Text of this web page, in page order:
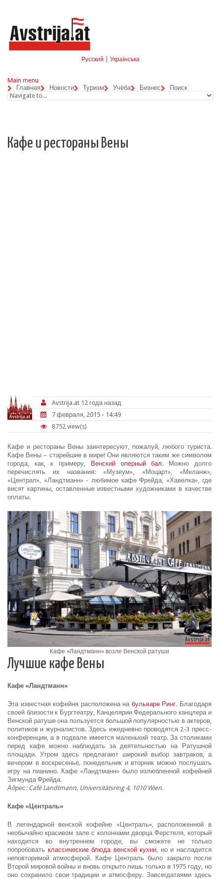
Русский Українська
Main menu
Главная
Новости Туризм Учёба Бизнес Поиск
Кафе и рестораны Вены
Avstrija.at 12 года назад
7 февраля, 2015 - 14:49
8752 view(s)
Кафе и рестораны Вены заинтересуют, пожалуй, любого туриста.
Кафе Вены – старейшие в мире! Они являются таким же символом
города, как, к примеру,
Венский оперный бал. Можно долго
перечислять их названия: «Музеум», «Моцарт», «Меланж»,
«Централ», «Ландтманн» - любимое кафе Фрейда, «Хавелка», где
висят картины, оставленные известными художниками в качестве
оплаты.
Кафе «Ландтманн» возле Венской ратуши
Лучшие кафе Вены
Кафе «Ландтманн»
Эта известная кофейня расположена на бульваре Ринг. Благодаря
своей близости к Бургтеатру, Канцелярии Федерального канцлера и
Венской ратуше она пользуется большой популярностью в актеров,
политиков и журналистов. Здесь ежедневно проводятся 2-3 пресс-
конференции, а в подвале имеется маленький театр. За столиками
перед кафе можно наблюдать за деятельностью на Ратушной
площади. Утром здесь предлагают широкий выбор завтраков, а
вечером в воскресенье, понедельник и вторник можно послушать
игру на пианино. Кафе «Ландтманн» было излюбленной кофейней
Зигмунда Фрейда.
Адрес: Café Landtmann, Universitätsring 4, 1010 Wien.
Кафе «Централь»
В легендарной венской кофейне «Централь», расположенной в
необычайно красивом зале с колоннами дворца Ферстеля, который
находится во внутреннем городе, вы сможете не только
попробовать классические блюда венской кухни, но и насладится
неповторимой атмосферой. Кафе Централь было закрыто после
Второй мировой войны и вновь открыто лишь только в 1975 году, но
оно сохранило свои традиции и атмосферу. Завсегдатаями здесь